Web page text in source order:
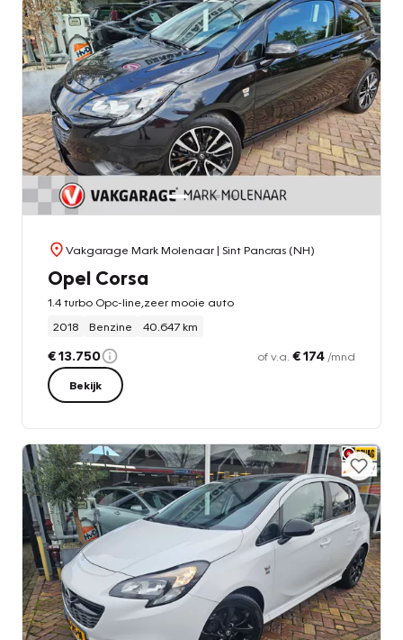
Vakgarage Mark Molenaar| Sint Pancras (NH)
Opel Corsa
1.4 turbo Opc-line,zeer mooie auto
2018
Benzine 40.647 km
€ 13.750 of v.a. € 174 /mnd
Bekijk